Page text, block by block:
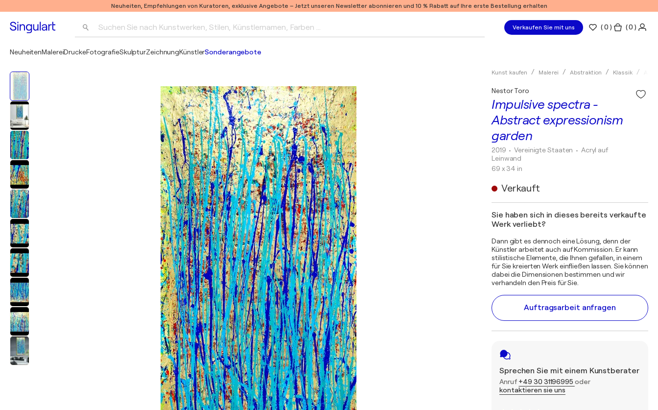
Neuheiten, Empfehlungen von Kuratoren, exklusive Angebote – Jetzt unseren Newsletter abonnieren und 10 % Rabatt auf Ihre erste Bestellung erhalten
Suchen Sie nach Kunstwerken, Stilen, Künstlernamen, Farben … Verkaufen Sie mit uns (0 ) ( 0 )
NeuheitenMalereiDruckeFotografieSkulpturZeichnungKünstlerSonderangebote
Kunst kaufen Malerei Abstraktion Klassik
Impulsive spectra -
Abstract expressionism
garden
Nestor Toro
2019 • Vereinigte Staaten • Acryl auf
Leinwand
69 x 34 in
Verkauft
Sie haben sich in dieses bereits verkaufte
Werk verliebt?
Dann gibt es dennoch eine Lösung, denn der
Künstler arbeitet auch auf Kommission. Er kann
stilistische Elemente, die Ihnen gefallen, in einem
für Sie kreierten Werk einfließen lassen. Sie können
dabei die Dimensionen bestimmen und wir
verhandeln den Preis für Sie.
Auftragsarbeit anfragen
Sprechen Sie mit einem Kunstberater
Anruf +49 30 31196995 oder
kontaktieren sie uns